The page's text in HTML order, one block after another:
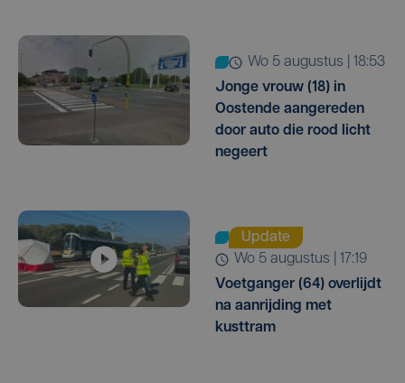
wo 5 augustus | 18:53
Jonge vrouw (18) in
Oostende aangereden
door auto die rood licht
negeert
Update
wo 5 augustus | 17:19
Voetganger (64) overlijdt
na aanrijding met
kusttram